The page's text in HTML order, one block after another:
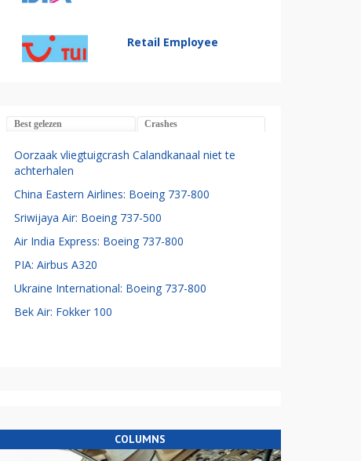
Retail Employee
Best gelezen Crashes
Oorzaak vliegtuigcrash Calandkanaal niet te
achterhalen
China Eastern Airlines: Boeing 737-800
Sriwijaya Air: Boeing 737-500
Air India Express: Boeing 737-800
PIA: Airbus A320
Ukraine International: Boeing 737-800
Bek Air: Fokker 100
COLUMNS